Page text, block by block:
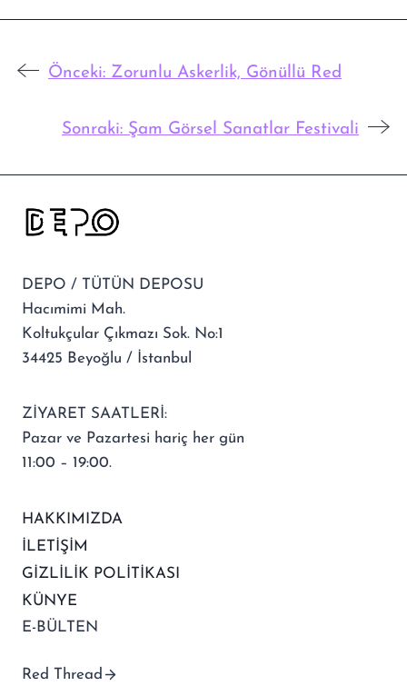
Önceki: Zorunlu Askerlik, Gönüllü Red
Sonraki: Şam Görsel Sanatlar Festivali
DEPO / TÜTÜN DEPOSU
Hacımimi Mah.
Koltukçular Çıkmazı Sok. No:1
34425 Beyoğlu / İstanbul
ZİYARET SAATLERİ:
Pazar ve Pazartesi hariç her gün
11:00 – 19:00.
HAKKIMIZDA
İLETİŞİM
GİZLİLİK POLİTİKASI
KÜNYE
E-BÜLTEN
Red Thread